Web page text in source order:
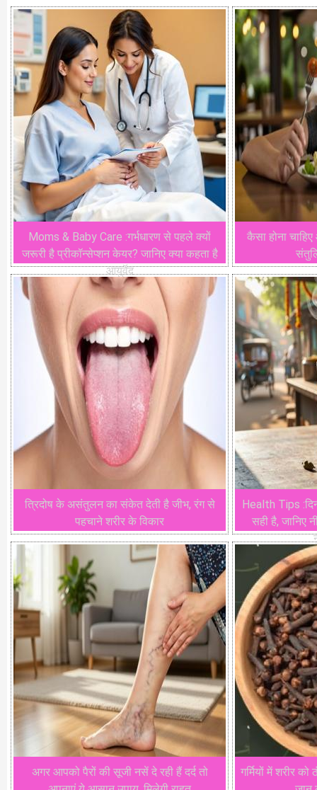
Moms & Baby Care :गर्भधारण से पहले क्यों
जरूरी है प्रीकॉन्सेप्शन केयर? जानिए क्या कहता है
आयुर्वेद
कैसा होना
त्रिदोष के असंतुलन का संकेत देती है जीभ, रंग से
पहचाने शरीर के विकार
Health Tips
सही है, जानिए
अगर आपको पैरों की सूजी नसें दे रही हैं दर्द तो
गर्मियों में शरीर